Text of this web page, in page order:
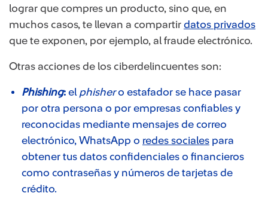
lograr que compres un producto, sino que, en
muchos casos, te llevan a compartir datos privados
que te exponen, por ejemplo, al fraude electrónico.
Otras acciones de los ciberdelincuentes son:
Phishing: el phishero estafador se hace pasar
por otra persona o por empresas confiables y
reconocidas mediante mensajes de correo
electrónico, WhatsApp o redes sociales para
obtener tus datos confidenciales o financieros
como contraseñas y números de tarjetas de
crédito.